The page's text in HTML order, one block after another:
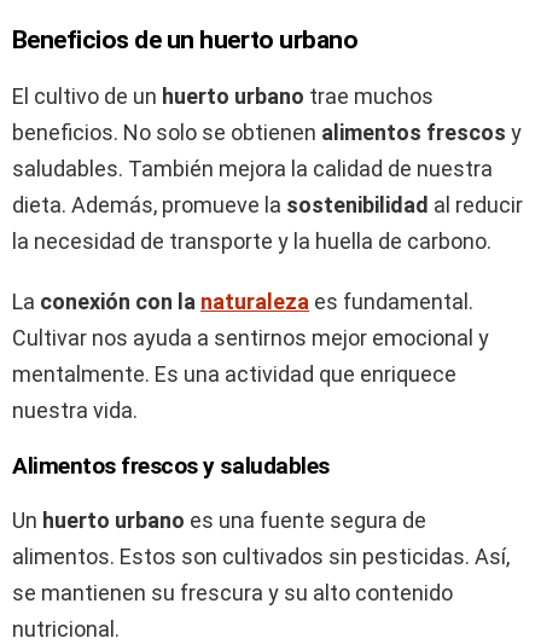
Beneficios de un huerto urbano
El cultivo de un huerto urbano trae muchos
beneficios. No solo se obtienen alimentos frescos y
saludables. También mejora la calidad de nuestra
dieta. Además, promueve la sostenibilidad al reducir
la necesidad de transporte y la huella de carbono.
La conexión con la naturaleza es fundamental.
Cultivar nos ayuda a sentirnos mejor emocional y
mentalmente. Es una actividad que enriquece
nuestra vida.
Alimentos frescos y saludables
Un huerto urbano es una fuente segura de
alimentos. Estos son cultivados sin pesticidas. Así,
se mantienen su frescura y su alto contenido
nutricional.